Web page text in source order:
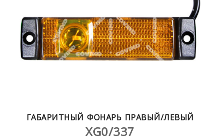
ГАБАРИТНЫЙ ФОНАРЬ ПРАВЫЙ/ЛЕВЫЙ
XG0/337